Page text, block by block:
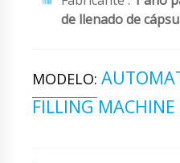
de llenado de
MODELO:
FILLING